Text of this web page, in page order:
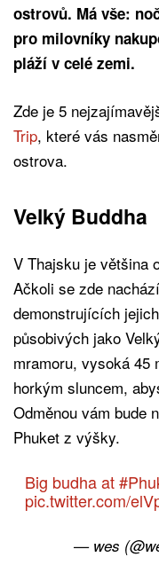
ostrovů. Má vše:
pro milovníky
pláží v celé zemi.
Zde je 5
Trip, které vás
ostrova.
Velký Buddha
V Thajsku je většina
Ačkoli se zde
demonstrujících
působivých jako
mramoru, vysoká 45
horkým sluncem,
Odměnou vám bude
Phuket z výšky.
Big budha at
pic.twitter.com/
— wes